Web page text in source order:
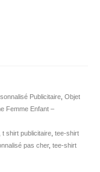
Publicitaire Objet
Femme Enfant –
t shirt publicitaire tee-shirt
pas cher, tee-shirt